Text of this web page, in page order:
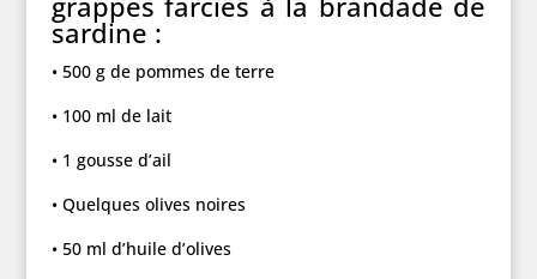
sardine :
• 500 g de pommes de terre
• 100 ml de lait
• 1 gousse d’ail
• Quelques olives noires
• 50 ml d’huile d’olives